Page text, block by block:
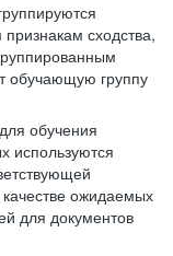
сходства,
обучающую группу
обучения
используются
ожидаемых
для документов